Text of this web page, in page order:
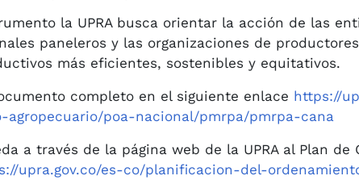
la UPRA busca orientar la acción de las
paneleros y las organizaciones de
más eficientes, sostenibles y equitativos.
completo en el siguiente enlace https://
agropecuario/poa-nacional/pmrpa/pmrpa-cana
a través de la página web de la UPRA al Plan
upra.gov.co/es-co/planificacion-del-